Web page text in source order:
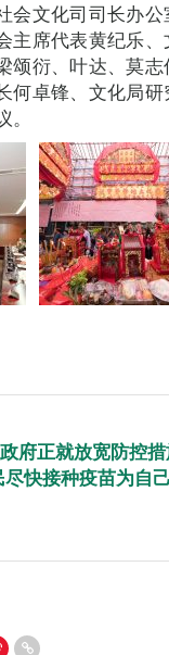
会文化司司长办
主席代表黄纪乐
颂衍、叶达、莫
何卓锋、文化局
府正就放宽防控
快接种疫苗为自